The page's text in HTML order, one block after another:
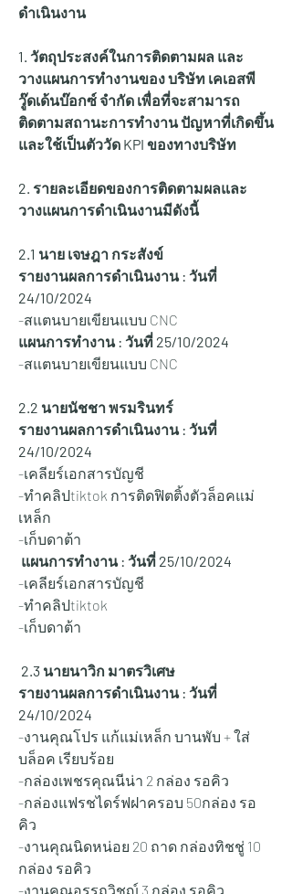
ดำเนินงาน
1. วัตถุประสงค์ในการติดตามผล และ
วางแผนการทำงานของ บริษัท เคเอสพี
วู๊ดเด้นบ๊อกซ์ จำกัด เพื่อที่จะสามารถ
ติดตามสถานะการทำงาน ปัญหาที่เกิดขึ้น
และใช้เป็นตัววัด KPI ของทางบริษัท
2. รายละเอียดของการติดตามผลและ
วางแผนการดำเนินงานมีดังนี้
2.1 นาย เจษฎา กระสังข์
รายงานผลการดำเนินงาน : วันที่
24/10/2024
-สแตนบายเขียนแบบ CNC
แผนการทำงาน : วันที่ 25/10/2024
-สแตนบายเขียนแบบ CNC
2.2 นายนัชชา พรมรินทร์
รายงานผลการดำเนินงาน : วันที่
24/10/2024
-เคลียร์เอกสารบัญชี
-ทำคลิปtiktok การติดฟิตติ้งตัวล็อคแม่
เหล็ก
-เก็บดาต้า
แผนการทำงาน : วันที่ 25/10/2024
-เคลียร์เอกสารบัญชี
-ทำคลิปtiktok
-เก็บดาต้า
2.3 นายนาวิก มาตรวิเศษ
รายงานผลการดำเนินงาน : วันที่
24/10/2024
-งานคุณโปร แก้แม่เหล็ก บานพับ + ใส่
บล็อค เรียบร้อย
-กล่องเพชรคุณนีน่า 2 กล่อง รอคิว
-กล่องแฟรชไดร์ฟฝาครอบ 50กล่อง รอ
คิว
-งานคุณนิดหน่อย 20 ถาด กล่องทิชชู่ 10
กล่อง รอคิว
-งานคุณอรรถวิชญ์ 3 กล่อง รอคิว